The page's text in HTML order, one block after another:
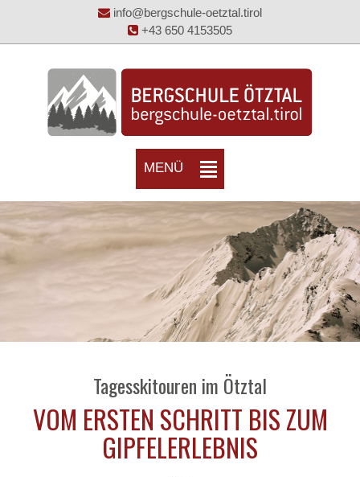
info@bergschule-oetztal.tirol
+43 650 4153505
MENÜ
Tagesskitouren im Ötztal
VOM ERSTEN SCHRITT BIS ZUM
GIPFELERLEBNIS